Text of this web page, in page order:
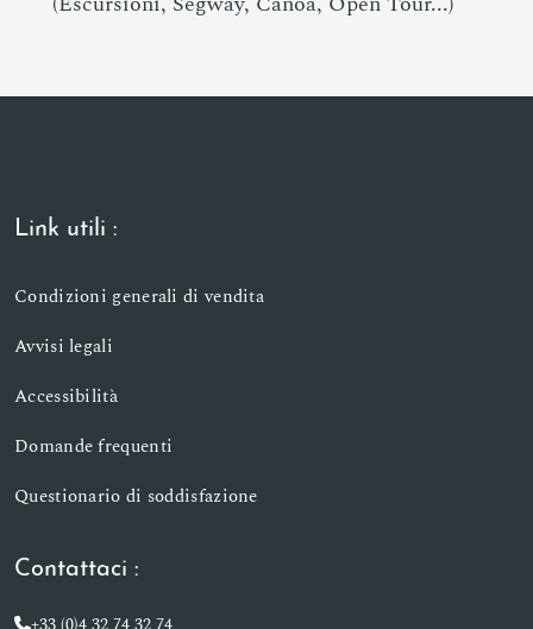
Link utili :
Condizioni generali di vendita
Avvisi legali
Accessibilità
Domande frequenti
Questionario di soddisfazione
Contattaci :